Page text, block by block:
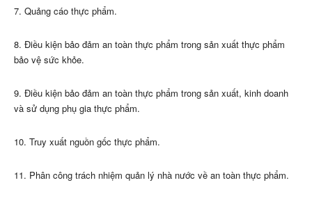
7. Quảng cáo thực phẩm.
8. Điều kiện bảo đảm an toàn thực phẩm trong sản xuất thực phẩm
bảo vệ sức khỏe.
9. Điều kiện bảo đảm an toàn thực phẩm trong sản xuất, kinh doanh
và sử dụng phụ gia thực phẩm.
10. Truy xuất nguồn gốc thực phẩm.
11. Phân công trách nhiệm quản lý nhà nước về an toàn thực phẩm.